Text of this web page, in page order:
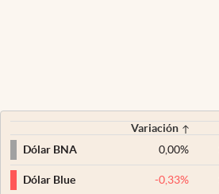
Variación
Dólar BNA
0,00%
Dólar Blue -0,33%